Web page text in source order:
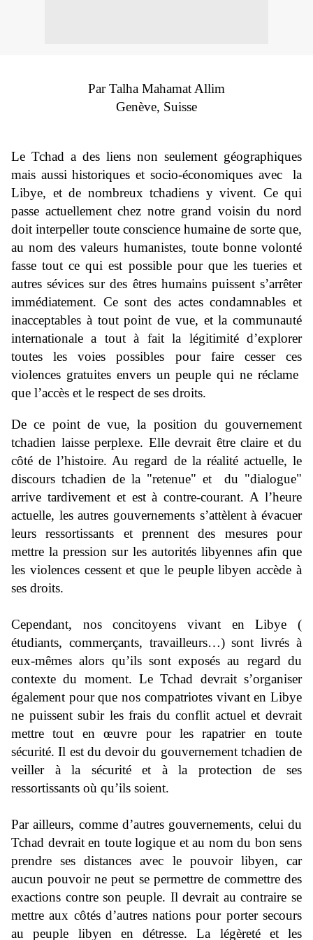
Par Talha Mahamat Allim
Genève, Suisse
Le Tchad a des liens non seulement géographiques
mais aussi historiques et socio-économiques avec la
Libye, et de nombreux tchadiens y vivent. Ce qui
passe actuellement chez notre grand voisin du nord
doit interpeller toute conscience humaine de sorte que,
au nom des valeurs humanistes, toute bonne volonté
fasse tout ce qui est possible pour que les tueries et
autres sévices sur des êtres humains puissent s’arrêter
immédiatement. Ce sont des actes condamnables et
inacceptables à tout point de vue, et la communauté
internationale a tout à fait la légitimité d’explorer
toutes les voies possibles pour faire cesser ces
violences gratuites envers un peuple qui ne réclame
que l’accès et le respect de ses droits.
De ce point de vue, la position du gouvernement
tchadien laisse perplexe. Elle devrait être claire et du
côté de l’histoire. Au regard de la réalité actuelle, le
discours tchadien de la "retenue" et du "dialogue"
arrive tardivement et est à contre-courant. A l’heure
actuelle, les autres gouvernements s’attèlent à évacuer
leurs ressortissants et prennent des mesures pour
mettre la pression sur les autorités libyennes afin que
les violences cessent et que le peuple libyen accède à
ses droits.
Cependant, nos concitoyens vivant en Libye (
étudiants, commerçants, travailleurs…) sont livrés à
eux-mêmes alors qu’ils sont exposés au regard du
contexte du moment. Le Tchad devrait s’organiser
également pour que nos compatriotes vivant en Libye
ne puissent subir les frais du conflit actuel et devrait
mettre tout en œuvre pour les rapatrier en toute
sécurité. Il est du devoir du gouvernement tchadien de
veiller à la sécurité et à la protection de ses
ressortissants où qu’ils soient.
Par ailleurs, comme d’autres gouvernements, celui du
Tchad devrait en toute logique et au nom du bon sens
prendre ses distances avec le pouvoir libyen, car
aucun pouvoir ne peut se permettre de commettre des
exactions contre son peuple. Il devrait au contraire se
mettre aux côtés d’autres nations pour porter secours
au peuple libyen en détresse. La légèreté et les